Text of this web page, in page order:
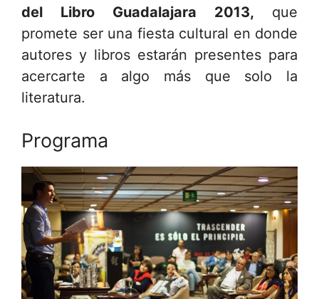
del Libro Guadalajara 2013, que
promete ser una fiesta cultural en donde
autores y libros estarán presentes para
acercarte a algo más que solo la
literatura.
Programa